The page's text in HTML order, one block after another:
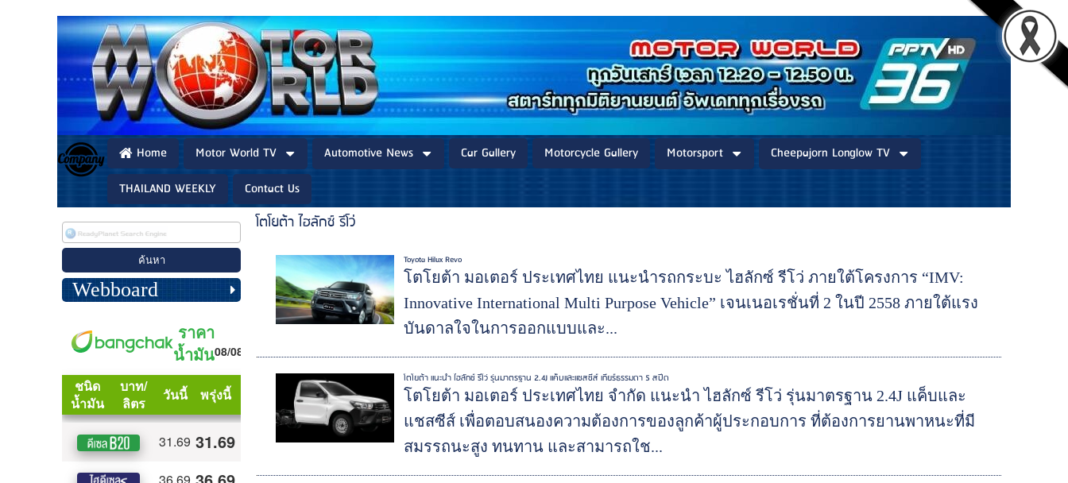
Home Motor World TV Automotive News Car Gallery Motorcycle Gallery Motorsport
Cheepajorn Longlow TV
THAILAND WEEKLY
Contact Us
Webboard
โตโยต้า ไฮลักซ์ รีโว่
Toyota Hilux Revo
โตโยต้า มอเตอร์ ประเทศไทย แนะนำรถกระบะ ไฮลักซ์ รีโว่ ภายใต้โครงการ “IMV:
Innovative International Multi Purpose Vehicle” เจนเนอเรชั่นที่ 2 ในปี 2558 ภายใต้แรง
บันดาลใจในการออกแบบและ...
โตโยต้า แนะนำ ไฮลักซ์ รีโว่ รุ่นมาตรฐาน 2.4J แค็บและแชสซีส์ เกียร์ธรรมดา 5 สปีด
โตโยต้า มอเตอร์ ประเทศไทย จำกัด แนะนำ ไฮลักซ์ รีโว่ รุ่นมาตรฐาน 2.4J แค็บและ
แชสซีส์ เพื่อตอบสนองความต้องการของลูกค้าผู้ประกอบการ ที่ต้องการยานพาหนะที่มี
สมรรถนะสูง ทนทาน และสามารถใช...